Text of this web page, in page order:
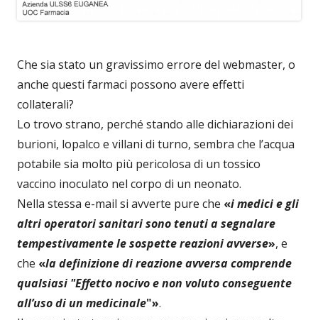
Che sia stato un gravissimo errore del webmaster, o
anche questi farmaci possono avere effetti
collaterali?
Lo trovo strano, perché stando alle dichiarazioni dei
burioni, lopalco e villani di turno, sembra che l’acqua
potabile sia molto più pericolosa di un tossico
vaccino inoculato nel corpo di un neonato.
Nella stessa e-mail si avverte pure che «i medici e gli
altri operatori sanitari sono tenuti a segnalare
tempestivamente le sospette reazioni avverse», e
che «la definizione di reazione avversa comprende
qualsiasi "Effetto nocivo e non voluto conseguente
all’uso di un medicinale"».